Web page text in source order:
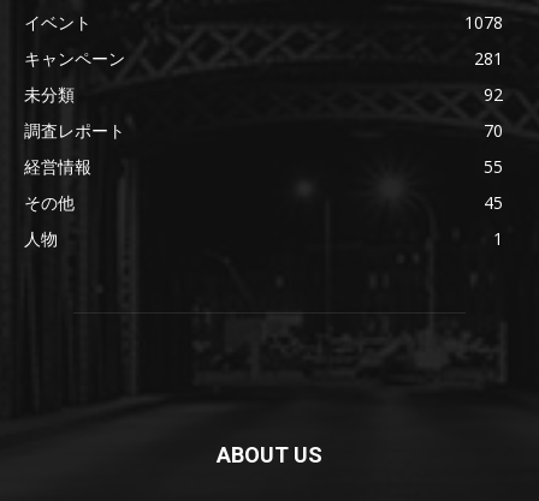
イベント
1078
キャンペーン
281
未分類
92
調査レポート
70
経営情報
55
その他
45
人物
1
ABOUT US